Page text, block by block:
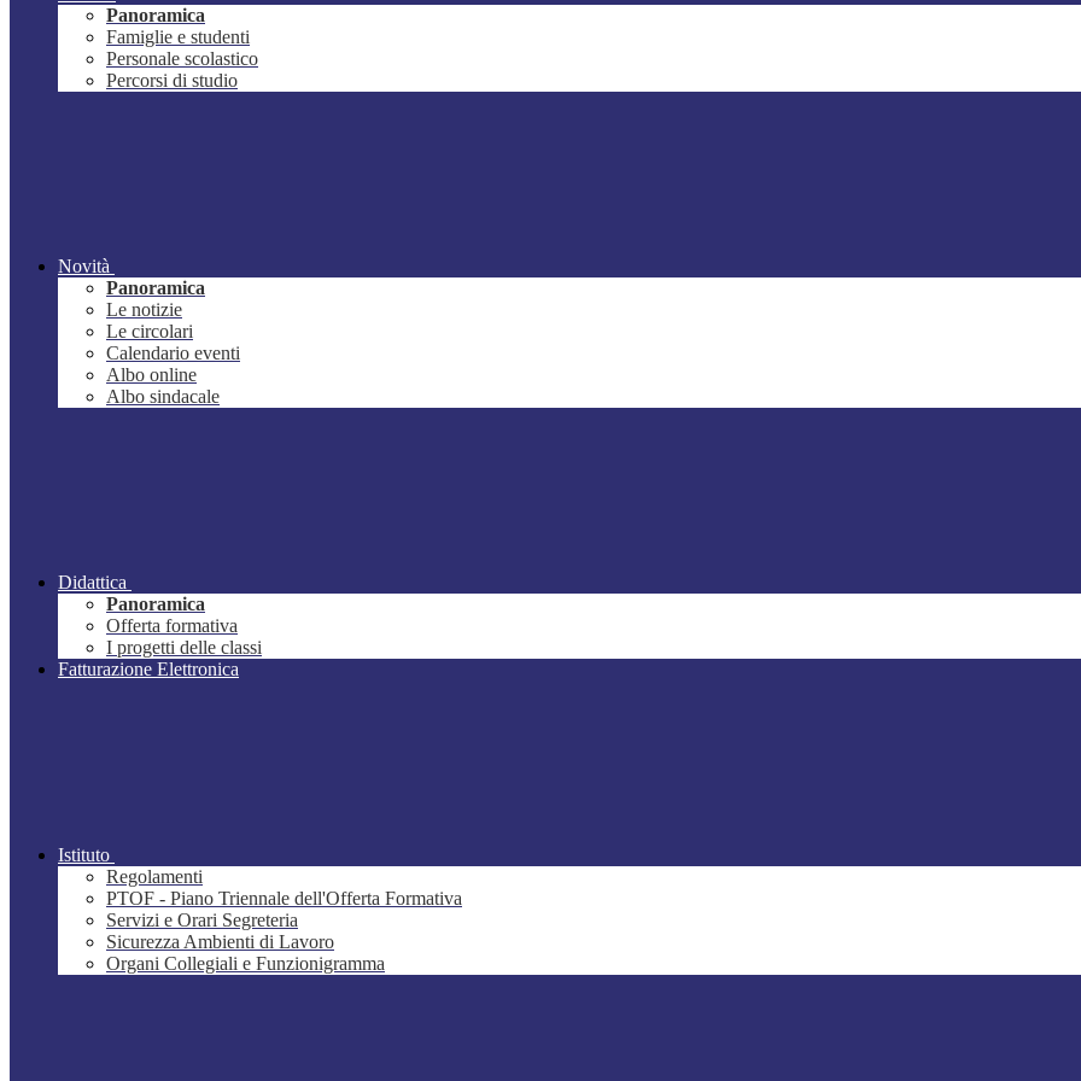
Panoramica
Famiglie e studenti
Personale scolastico
Percorsi di studio
Novità
Panoramica
Le notizie
Le circolari
Calendario eventi
Albo online
Albo sindacale
Didattica
Panoramica
Offerta formativa
I progetti delle classi
Fatturazione Elettronica
Istituto
Regolamenti
PTOF - Piano Triennale dell'Offerta Formativa
Servizi e Orari Segreteria
Sicurezza Ambienti di Lavoro
Organi Collegiali e Funzionigramma